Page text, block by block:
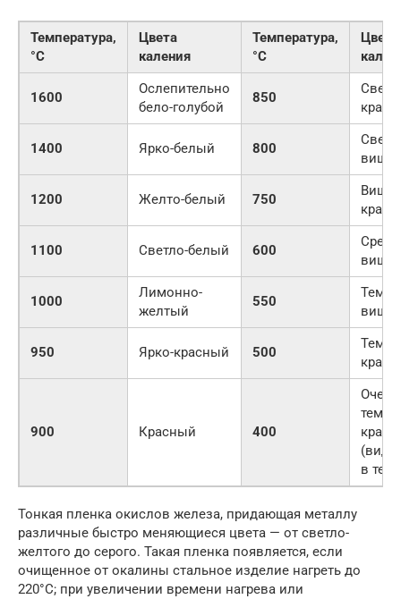
Температура,
°С
Цвета
каления
Температура,
°С
Цвета
1600
Ослепительно
бело-голубой
850
1400 Ярко-белый 800
1200 Желто-белый 750
1100 Светло-белый 600
1000
Лимонно-
желтый
550
950 Ярко-красный 500
900 Красный 400
Очень
в
Тонкая пленка окислов железа, придающая металлу
различные быстро меняющиеся цвета — от светло-
желтого до серого. Такая пленка появляется, если
очищенное от окалины стальное изделие нагреть до
220°С; при увеличении времени нагрева или